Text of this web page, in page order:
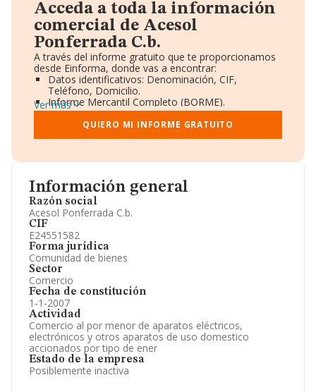
Información general
Razón social
Acesol Ponferrada C.b.
CIF
E24551582
Forma jurídica
Comunidad de bienes
Sector
Comercio
Fecha de constitución
1-1-2007
Actividad
Comercio al por menor de aparatos eléctricos,
electrónicos y otros aparatos de uso domestico
accionados por tipo de ener
Estado de la empresa
Posiblemente inactiva
Acceda a toda la información
comercial de Acesol
Ponferrada C.b.
A través del informe gratuito que te proporcionamos
desde Einforma, donde vas a encontrar:
Datos identificativos: Denominación, CIF,
Teléfono, Domicilio.
Informe Mercantil Completo (BORME).
Gráficos de Evolución Ventas y Empleados.
Consejo de Administración y Administradores.
Directivos y Ejecutivos.
Información oficial y registral complementaria.
Ver más
QUIERO MI INFORME GRATUITO